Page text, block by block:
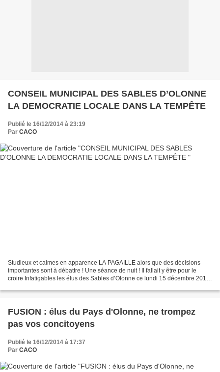
CONSEIL MUNICIPAL DES SABLES D’OLONNE
LA DEMOCRATIE LOCALE DANS LA TEMPÊTE
Publié le 16/12/2014 à 23:19
Par CACO
Studieux et calmes en apparence LA PAGAILLE alors que des décisions
importantes sont à débattre ! Une séance de nuit ! Il fallait y être pour le
croire Infatigables les élus des Sables d’Olonne ce lundi 15 décembre 2014.
FUSION : élus du Pays d'Olonne, ne trompez
pas vos concitoyens
Publié le 16/12/2014 à 17:37
Par CACO